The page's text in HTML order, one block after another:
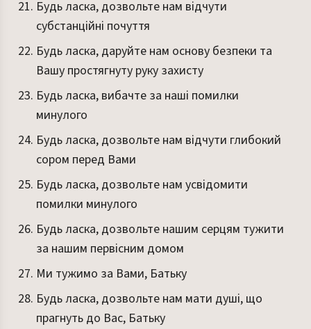
Будь ласка, дозвольте нам відчути
субстанційні почуття
Будь ласка, даруйте нам основу безпеки та
Вашу простягнуту руку захисту
Будь ласка, вибачте за наші помилки
минулого
Будь ласка, дозвольте нам відчути глибокий
сором перед Вами
Будь ласка, дозвольте нам усвідомити
помилки минулого
Будь ласка, дозвольте нашим серцям тужити
за нашим первісним домом
Ми тужимо за Вами, Батьку
Будь ласка, дозвольте нам мати душі, що
прагнуть до Вас, Батьку